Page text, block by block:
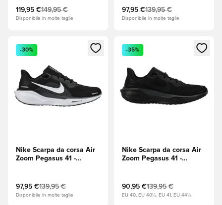
119,95 €149,95 €
Disponibile in molte taglie
97,95 €139,95 €
Disponibile in molte taglie
Apre una finestra modale per accedere o registrarsi come
-30%
Nike Scarpa da corsa Air
Zoom Pegasus 41 -
97,95 €139,95 €
Disponibile in molte taglie
Apre una finestra modale
-35%
Nike Scarpa da corsa Air
Zoom Pegasus 41 -
90,95 €139,95 €
EU 40, EU 40½, EU 41, EU 44½